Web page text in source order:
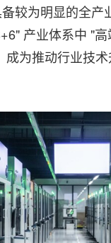
较为明显的全产
产业体系中 "
成为推动行业技